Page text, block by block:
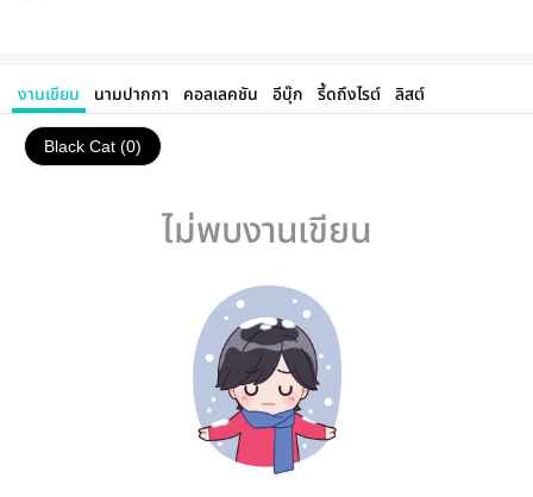
งานเขียน นามปากกา คอลเลคชัน อีบุ๊ก รี้ดถึงไรต์ ลิสต์
Black Cat (0)
ไม่พบงานเขียน